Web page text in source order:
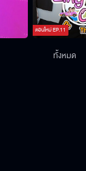
ตอนใหม่EP.11
ทั้งหมด